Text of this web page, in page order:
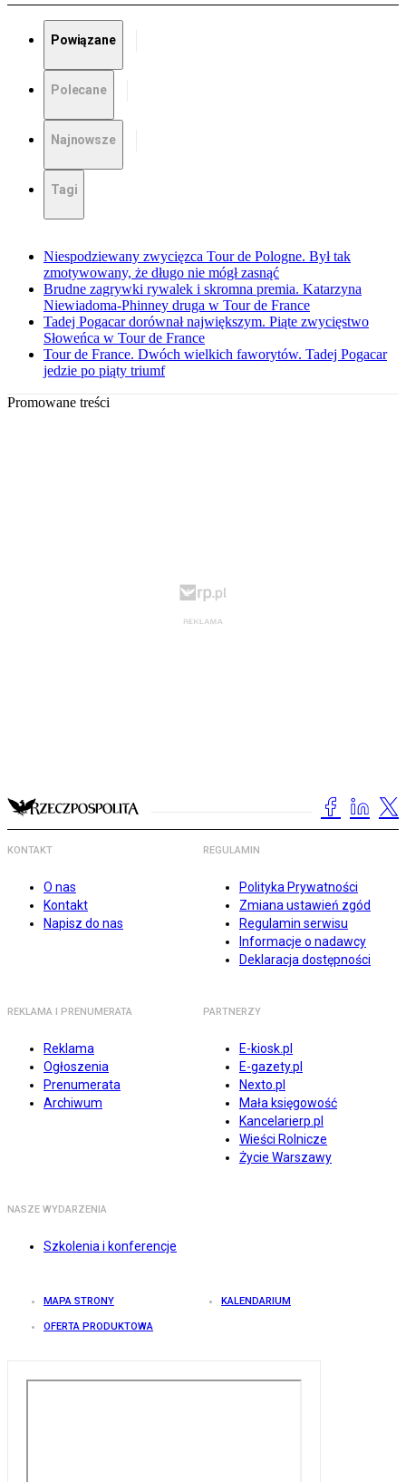
Powiązane
Polecane
Najnowsze
Tagi
Niespodziewany zwycięzca Tour de Pologne. Był tak
zmotywowany, że długo nie mógł zasnąć
Brudne zagrywki rywalek i skromna premia. Katarzyna
Niewiadoma-Phinney druga w Tour de France
Tadej Pogacar dorównał największym. Piąte zwycięstwo
Słoweńca w Tour de France
Tour de France. Dwóch wielkich faworytów. Tadej Pogacar
jedzie po piąty triumf
Promowane treści
KONTAKT
O nas
Kontakt
Napisz do nas
REGULAMIN
Polityka Prywatności
Zmiana ustawień zgód
Regulamin serwisu
Informacje o nadawcy
Deklaracja dostępności
REKLAMA I PRENUMERATA
Reklama
Ogłoszenia
Prenumerata
Archiwum
PARTNERZY
E-kiosk.pl
E-gazety.pl
Nexto.pl
Mała księgowość
Kancelarierp.pl
Wieści Rolnicze
Życie Warszawy
NASZE WYDARZENIA
Szkolenia i konferencje
MAPA STRONY KALENDARIUM
OFERTA PRODUKTOWA